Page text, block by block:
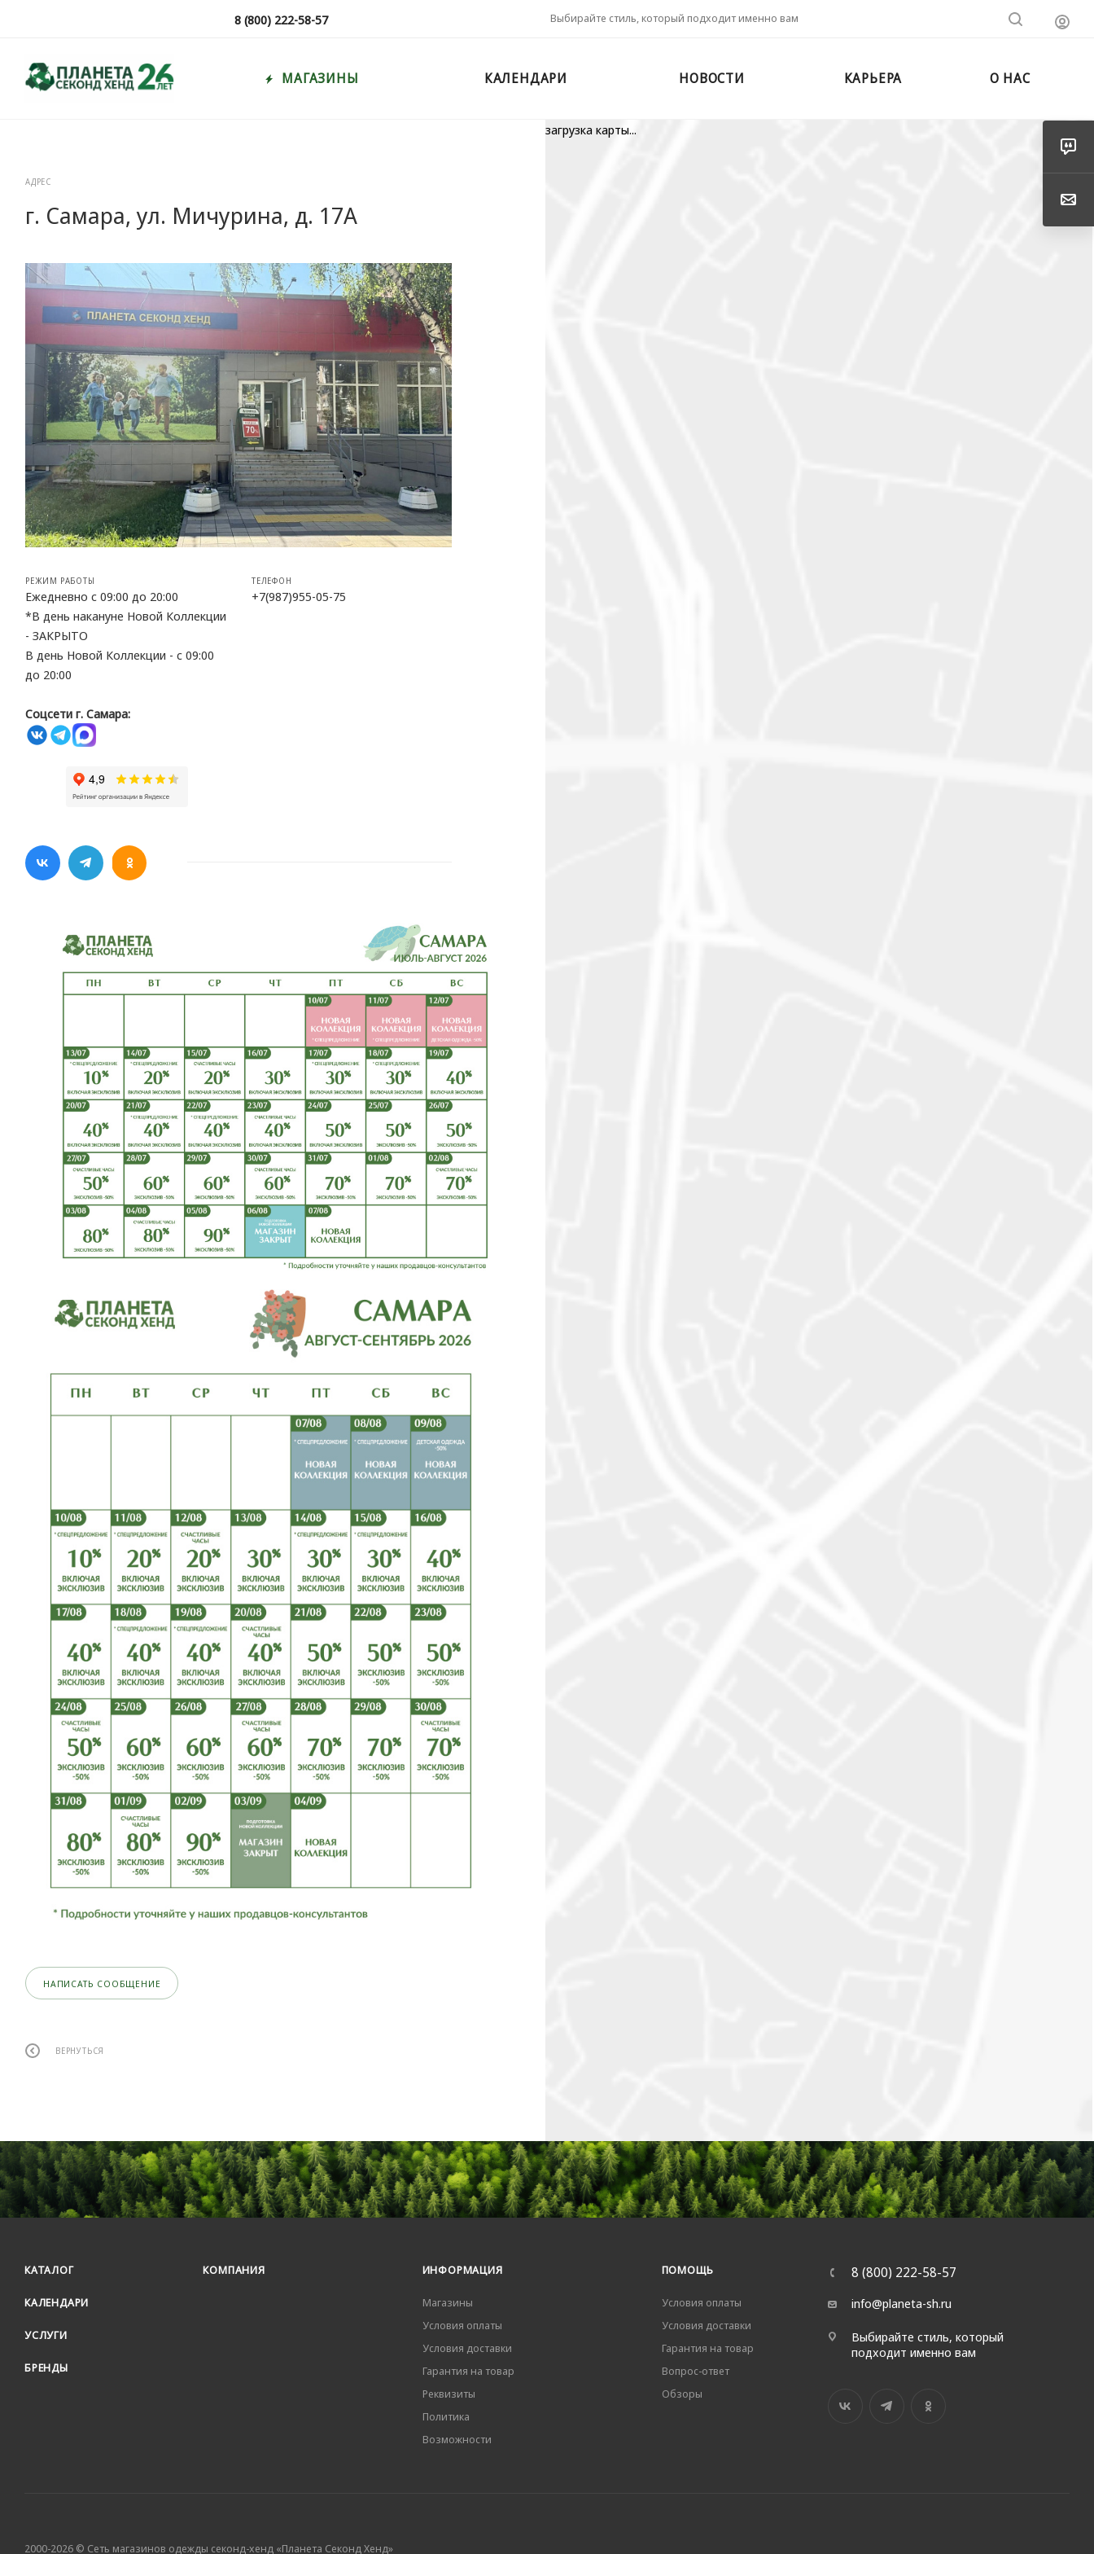
8 (800) 222-58-57 Выбирайте стиль, который подходит именно вам
МАГАЗИНЫ КАЛЕНДАРИ НОВОСТИ КАРЬЕРА О НАС
АДРЕС
г. Самара, ул. Мичурина, д. 17А
РЕЖИМ РАБОТЫ
Ежедневно с 09:00 до 20:00
*В день накануне Новой Коллекции
- ЗАКРЫТО
В день Новой Коллекции - с 09:00
до 20:00
Соцсети г. Самара:
ТЕЛЕФОН
+7(987)955-05-75
НАПИСАТЬ СООБЩЕНИЕ
ВЕРНУТЬСЯ
загрузка карты...
КАТАЛОГ
КАЛЕНДАРИ
УСЛУГИ
БРЕНДЫ
КОМПАНИЯ ИНФОРМАЦИЯ
Магазины
Условия оплаты
Условия доставки
Гарантия на товар
Реквизиты
Политика
Возможности
ПОМОЩЬ
Условия оплаты
Условия доставки
Гарантия на товар
Вопрос-ответ
Обзоры
8 (800) 222-58-57
info@planeta-sh.ru
Выбирайте стиль, который
подходит именно вам
2000-2026 © Сеть магазинов одежды секонд-хенд «Планета Секонд Хенд»